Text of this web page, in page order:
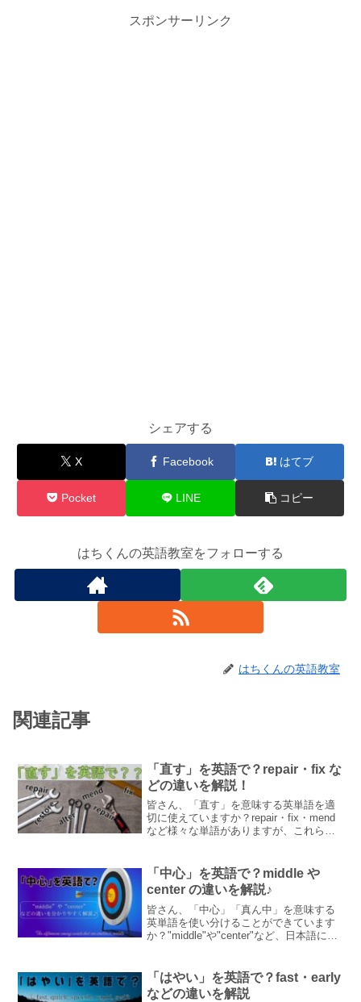
スポンサーリンク
シェアする
X Facebook はてブ
Pocket LINE コピー
はちくんの英語教室をフォローする
はちくんの英語教室
関連記事
「直す」を英語で？repair・fix な
どの違いを解説！
皆さん、「直す」を意味する英単語を適
切に使えていますか？repair・fix・mend
など様々な単語がありますが、これらは
ともにわかりやすく解説しています♪
「中心」を英語で？middle や
center の違いを解説♪
皆さん、「中心」「真ん中」を意味する
英単語を使い分けることができています
か？"middle"や"center"など、日本語にす
この記事ではそれらについてわかりやす
く解説します♪
「はやい」を英語で？fast・early
などの違いを解説